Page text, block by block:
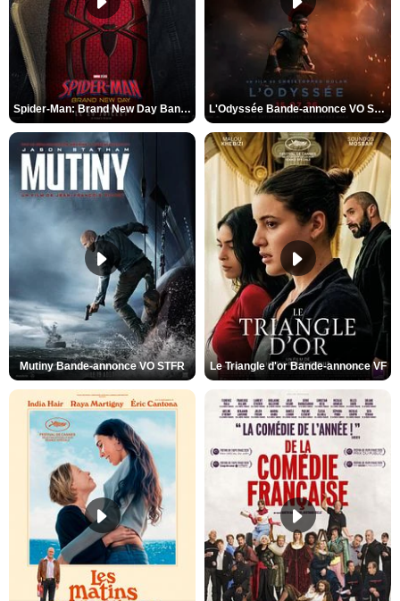
Spider-Man: Brand New Day Bande-annonce VO STFR L'Odyssée Bande-annonce VO STFR
Mutiny Bande-annonce VO STFR Le Triangle d'or Bande-annonce VF